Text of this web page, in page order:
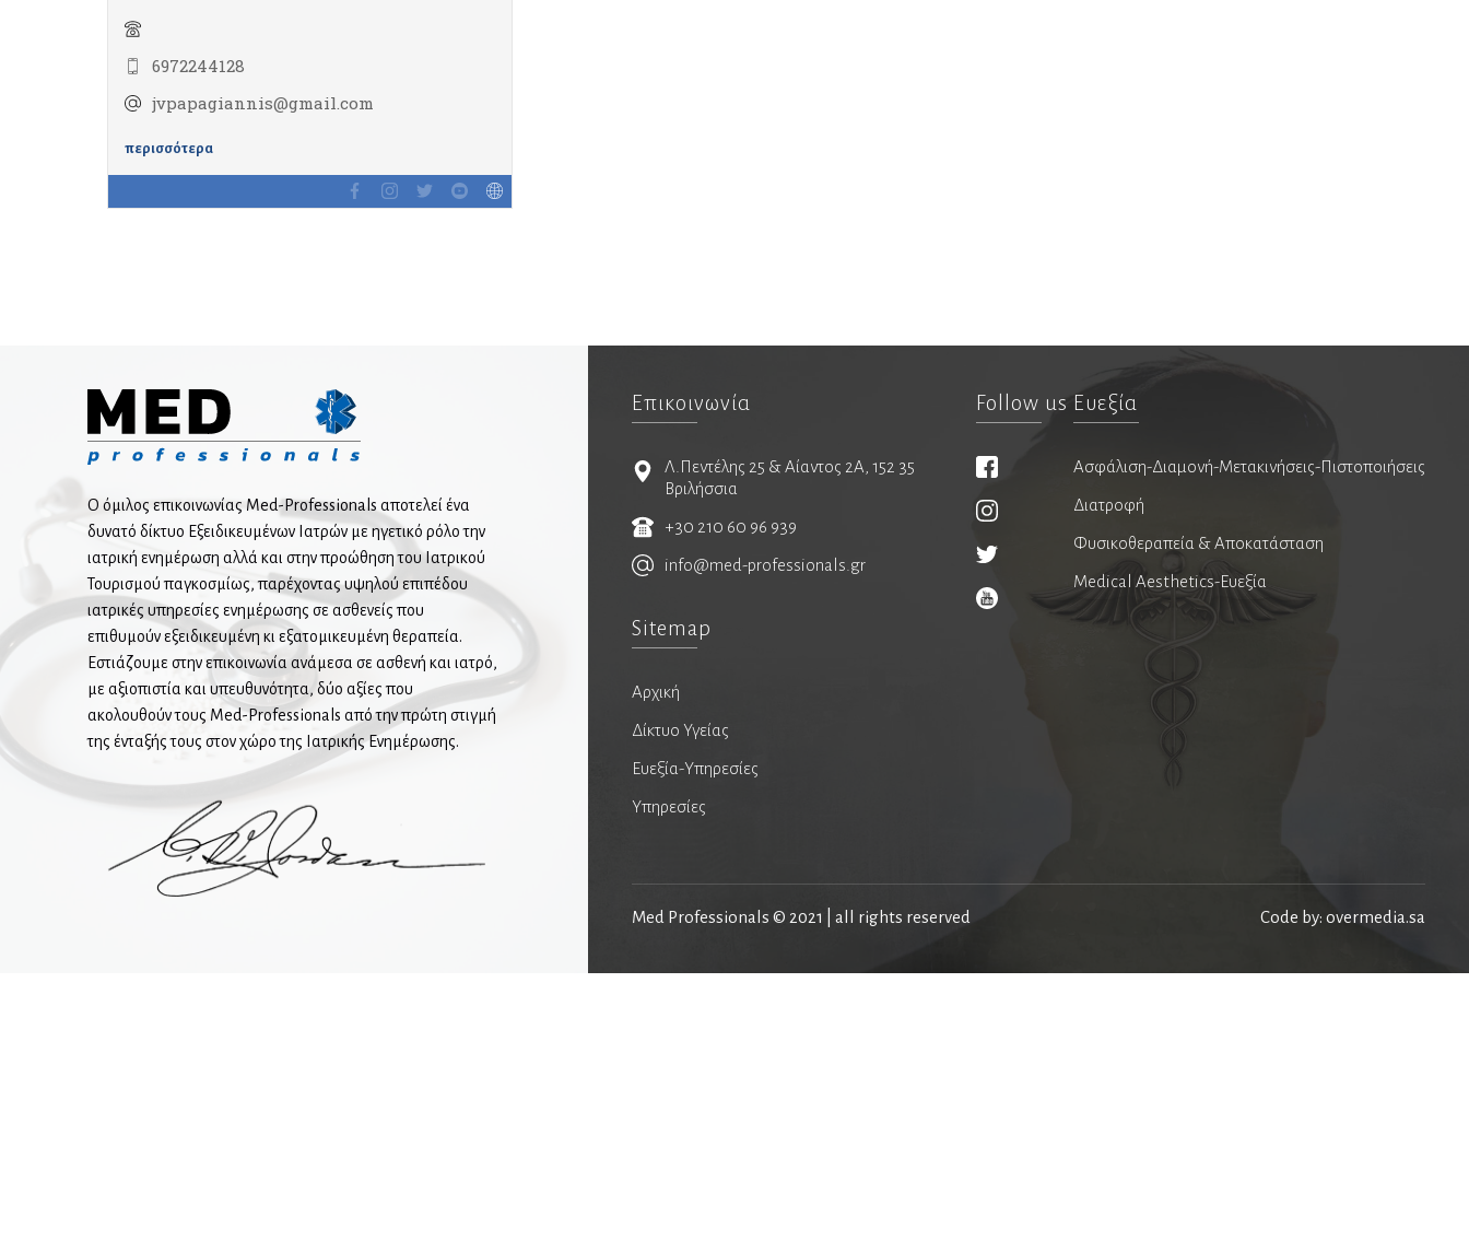
6972244128
jvpapagiannis@gmail.com
περισσότερα
Ο όμιλος επικοινωνίας Med-Professionals αποτελεί ένα
δυνατό δίκτυο Εξειδικευμένων Ιατρών με ηγετικό ρόλο την
ιατρική ενημέρωση αλλά και στην προώθηση του Ιατρικού
Τουρισμού παγκοσμίως, παρέχοντας υψηλού επιπέδου
ιατρικές υπηρεσίες ενημέρωσης σε ασθενείς που
επιθυμούν εξειδικευμένη κι εξατομικευμένη θεραπεία.
Εστιάζουμε στην επικοινωνία ανάμεσα σε ασθενή και ιατρό,
με αξιοπιστία και υπευθυνότητα, δύο αξίες που
ακολουθούν τους Med-Professionals από την πρώτη στιγμή
της ένταξής τους στον χώρο της Ιατρικής Ενημέρωσης.
Επικοινωνία
Λ.Πεντέλης 25 & Αίαντος 2Α, 152 35
Βριλήσσια
+30 210 60 96 939
info@med-professionals.gr
Follow us Ευεξία
Ασφάλιση-Διαμονή-Μετακινήσεις-Πιστοποιήσεις
Διατροφή
Φυσικοθεραπεία & Αποκατάσταση
Medical Aesthetics-Ευεξία
Sitemap
Αρχική
Δίκτυο Υγείας
Ευεξία-Υπηρεσίες
Υπηρεσίες
Med Professionals © 2021 | all rights reserved Code by: overmedia.sa